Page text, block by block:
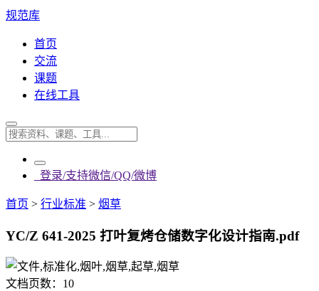
规范库
首页
交流
课题
在线工具
登录/支持微信/QQ/微博
首页 > 行业标准 > 烟草
YC/Z 641-2025 打叶复烤仓储数字化设计指南.pdf
文档页数： 10